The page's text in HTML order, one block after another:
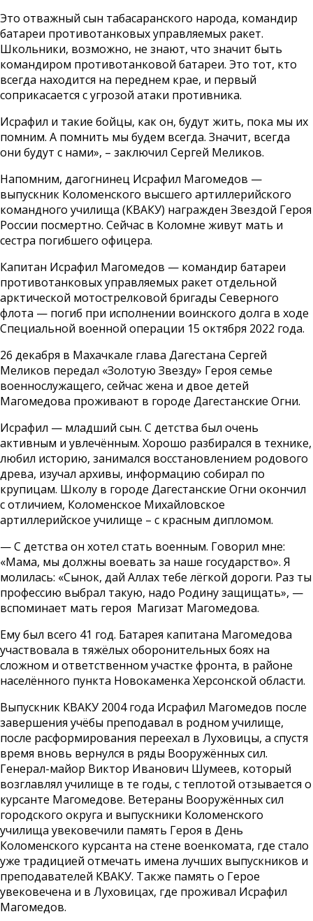
Это отважный сын табасаранского народа, командир
батареи противотанковых управляемых ракет.
Школьники, возможно, не знают, что значит быть
командиром противотанковой батареи. Это тот, кто
всегда находится на переднем крае, и первый
соприкасается с угрозой атаки противника.
Исрафил и такие бойцы, как он, будут жить, пока мы их
помним. А помнить мы будем всегда. Значит, всегда
они будут с нами», – заключил Сергей Меликов.
Напомним, дагогнинец Исрафил Магомедов —
выпускник Коломенского высшего артиллерийского
командного училища (КВАКУ) награжден Звездой Героя
России посмертно. Сейчас в Коломне живут мать и
сестра погибшего офицера.
Капитан Исрафил Магомедов — командир батареи
противотанковых управляемых ракет отдельной
арктической мотострелковой бригады Северного
флота — погиб при исполнении воинского долга в ходе
Специальной военной операции 15 октября 2022 года.
26 декабря в Махачкале глава Дагестана Сергей
Меликов передал «Золотую Звезду» Героя семье
военнослужащего, сейчас жена и двое детей
Магомедова проживают в городе Дагестанские Огни.
Исрафил — младший сын. С детства был очень
активным и увлечённым. Хорошо разбирался в технике,
любил историю, занимался восстановлением родового
древа, изучал архивы, информацию собирал по
крупицам. Школу в городе Дагестанские Огни окончил
с отличием, Коломенское Михайловское
артиллерийское училище – с красным дипломом.
— С детства он хотел стать военным. Говорил мне:
«Мама, мы должны воевать за наше государство». Я
молилась: «Сынок, дай Аллах тебе лёгкой дороги. Раз ты
профессию выбрал такую, надо Родину защищать», —
вспоминает мать героя Магизат Магомедова.
Ему был всего 41 год. Батарея капитана Магомедова
участвовала в тяжёлых оборонительных боях на
сложном и ответственном участке фронта, в районе
населённого пункта Новокаменка Херсонской области.
Выпускник КВАКУ 2004 года Исрафил Магомедов после
завершения учёбы преподавал в родном училище,
после расформирования переехал в Луховицы, а спустя
время вновь вернулся в ряды Вооружённых сил.
Генерал-майор Виктор Иванович Шумеев, который
возглавлял училище в те годы, с теплотой отзывается о
курсанте Магомедове. Ветераны Вооружённых сил
городского округа и выпускники Коломенского
училища увековечили память Героя в День
Коломенского курсанта на стене военкомата, где стало
уже традицией отмечать имена лучших выпускников и
преподавателей КВАКУ. Также память о Герое
увековечена и в Луховицах, где проживал Исрафил
Магомедов.